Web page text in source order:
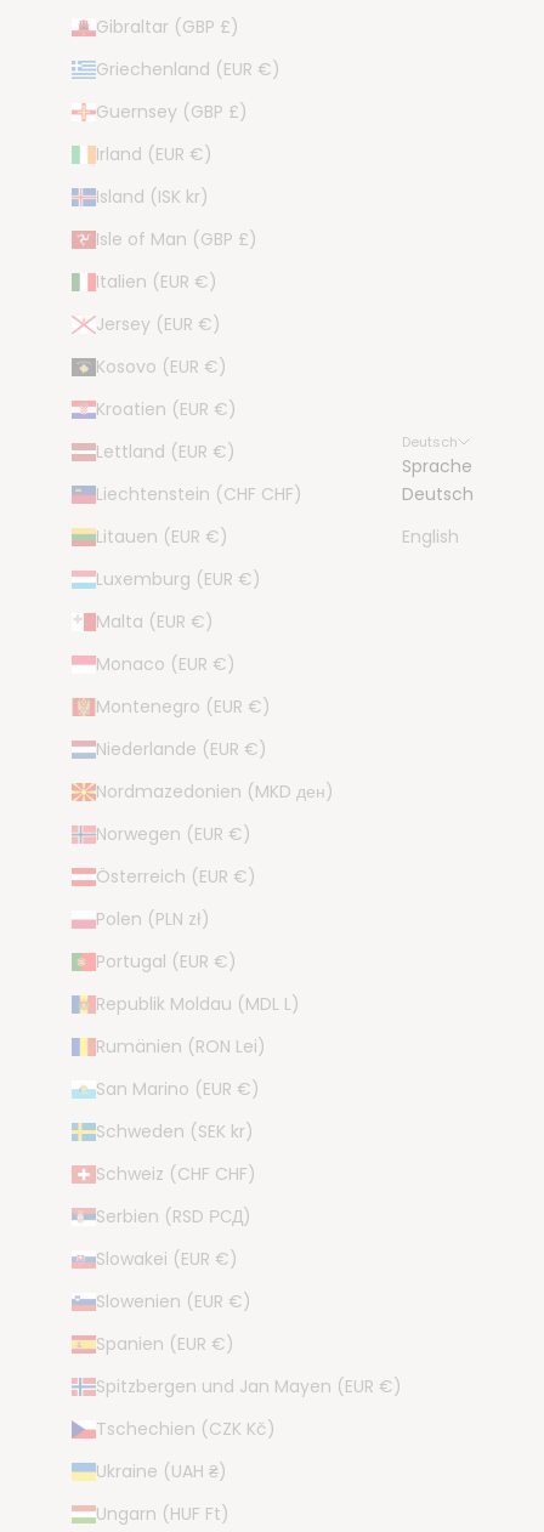
Gibraltar (GBP £)
Griechenland (EUR €)
Guernsey (GBP £)
Irland (EUR €)
Island (ISK kr)
Isle of Man (GBP £)
Italien (EUR €)
Jersey (EUR €)
Kosovo (EUR €)
Kroatien (EUR €)
Lettland (EUR €)
Liechtenstein (CHF CHF)
Litauen (EUR €)
Luxemburg (EUR €)
Malta (EUR €)
Monaco (EUR €)
Montenegro (EUR €)
Niederlande (EUR €)
Nordmazedonien (MKD ден)
Norwegen (EUR €)
Österreich (EUR €)
Polen (PLN zł)
Portugal (EUR €)
Republik Moldau (MDL L)
Rumänien (RON Lei)
San Marino (EUR €)
Schweden (SEK kr)
Schweiz (CHF CHF)
Serbien (RSD РСД)
Slowakei (EUR €)
Slowenien (EUR €)
Spanien (EUR €)
Spitzbergen und Jan Mayen (EUR €)
Tschechien (CZK Kč)
Ukraine (UAH ₴)
Ungarn (HUF Ft)
Deutsch
Sprache
Deutsch
English